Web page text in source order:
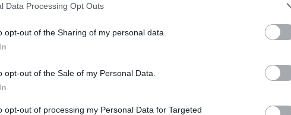
Data Processing Opt Outs
opt-out of the Sharing of my personal data.
opt-out of the Sale of my Personal Data.
opt-out of processing my Personal Data for Targeted